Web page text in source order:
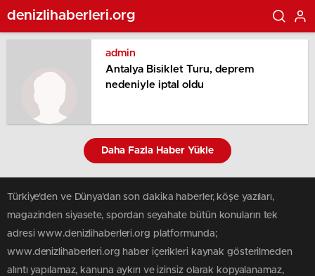
denizlihaberleri.org
admin
Antalya Bisiklet Turu, deprem
nedeniyle iptal oldu
Daha Fazla Haber Yükle
Türkiye'den ve Dünya’dan son dakika haberler, köşe yazıları,
magazinden siyasete, spordan seyahate bütün konuların tek
adresi www.denizlihaberleri.org platformunda;
www.denizlihaberleri.org haber içerikleri kaynak gösterilmeden
alıntı yapılamaz, kanuna aykırı ve izinsiz olarak kopyalanamaz,